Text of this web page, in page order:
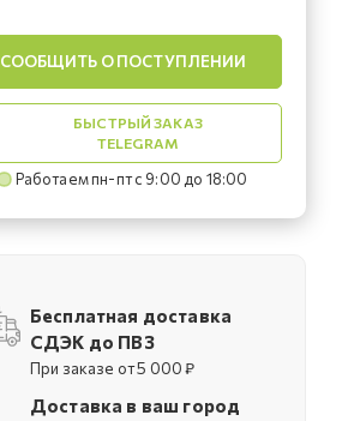
СООБЩИТЬ О ПОСТУПЛЕНИИ
БЫСТРЫЙ ЗАКАЗ
TELEGRAM
Работаем пн-пт с 9:00 до 18:00
Бесплатная доставка
СДЭК до ПВЗ
При заказе от 5 000 ₽
Доставка в ваш город